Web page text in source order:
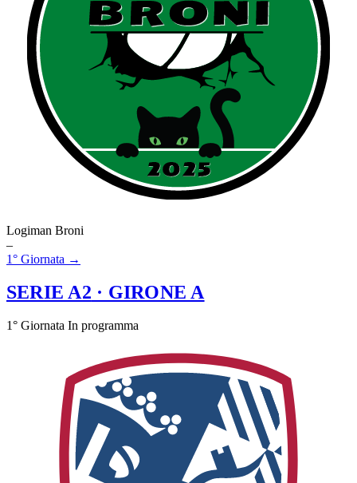
Logiman Broni
–
1° Giornata →
SERIE A2 · GIRONE A
1° Giornata In programma